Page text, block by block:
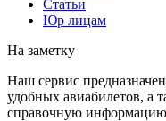
Статьи
Юр лицам
На заметку
Наш сервис
удобных авиабилетов, а
справочную